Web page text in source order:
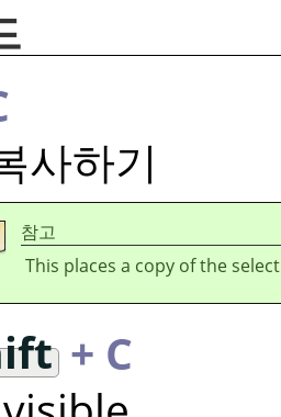
사하기
참고
This places a copy of the
+ C